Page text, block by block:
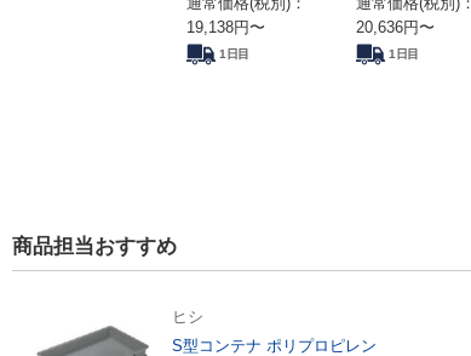
19,138円〜
1日目
20,636円〜
1日目
商品担当おすすめ
ヒシ
S型コンテナ ポリプロピレン